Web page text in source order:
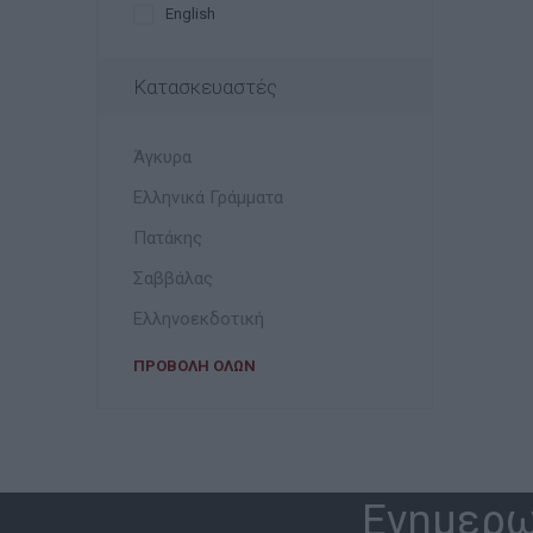
English
Κατασκευαστές
Άγκυρα
Ελληνικά Γράμματα
Πατάκης
Σαββάλας
Ελληνοεκδοτική
ΠΡΟΒΟΛΉ ΌΛΩΝ